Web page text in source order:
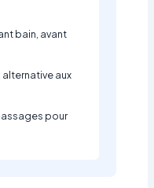
bain, avant
aux
pour